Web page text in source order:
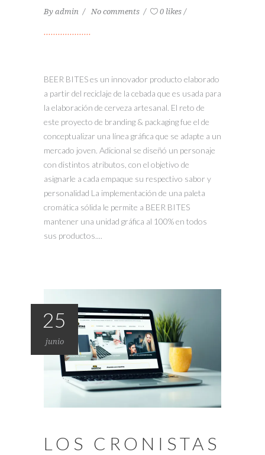
By admin No comments 0 likes
BEER BITES es un innovador producto elaborado
a partir del reciclaje de la cebada que es usada para
la elaboración de cerveza artesanal. El reto de
este proyecto de branding & packaging fue el de
conceptualizar una línea gráfica que se adapte a un
mercado joven. Adicional se diseñó un personaje
con distintos atributos, con el objetivo de
asignarle a cada empaque su respectivo sabor y
personalidad La implementación de una paleta
cromática sólida le permite a BEER BITES
mantener una unidad gráfica al 100% en todos
sus productos....
25
junio
LOS CRONISTAS